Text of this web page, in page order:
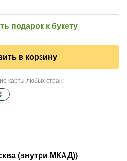
подарок к букету
в корзину
карты любых стран:
(внутри МКАД))